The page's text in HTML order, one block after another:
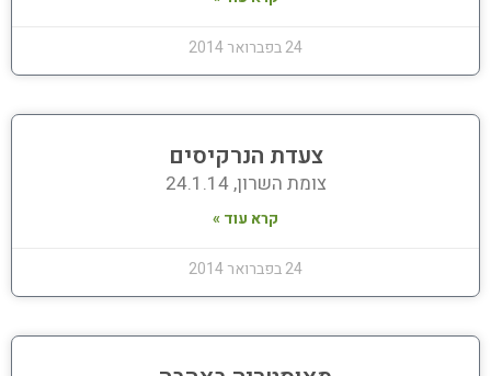
24 בפברואר 2014
צעדת הנרקיסים
צומת השרון, 24.1.14
קרא עוד »
24 בפברואר 2014